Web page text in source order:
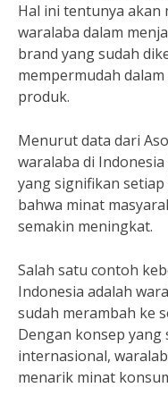
Hal ini tentunya akan
waralaba dalam
brand yang sudah
mempermudah
produk.
Menurut data dari
waralaba di
yang signifikan
bahwa minat
semakin meningkat.
Salah satu contoh
Indonesia adalah
sudah merambah ke
Dengan konsep
internasional,
menarik minat